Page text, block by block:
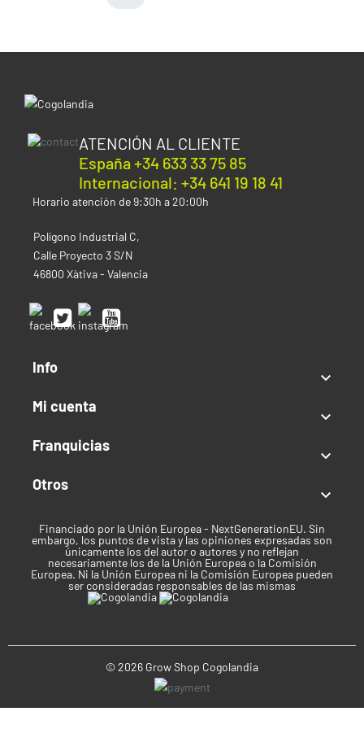
CBD:Bajo
Interior
Producción:400-500 g/m²
Tiempo floración:
Exterior
Producción:500-700 g/planta
de Octubre
Altura:200-300 cm
Temporada/Feminizada
Índica / Sativa
Sativa
Recreativo
Clima
Finales de septiembre - Principios de octubre
ATENCIÓN AL CLIENTE
España +34 633 33 75 85
Internacional: +34 641 19 18 41
Horario atención de 9:30h a 20:00h
Polígono Industrial C,
Calle Proyecto 3 S/N
46800 Xàtiva - Valencia
Info

Mi cuenta

Franquicias

Otros

Financiado por la Unión Europea - NextGenerationEU. Sin
embargo, los puntos de vista y las opiniones expresadas son
únicamente los del autor o autores y no reflejan
necesariamente los de la Unión Europea o la Comisión
Europea. Ni la Unión Europea ni la Comisión Europea pueden
ser consideradas responsables de las mismas
© 2026 Grow Shop Cogolandia